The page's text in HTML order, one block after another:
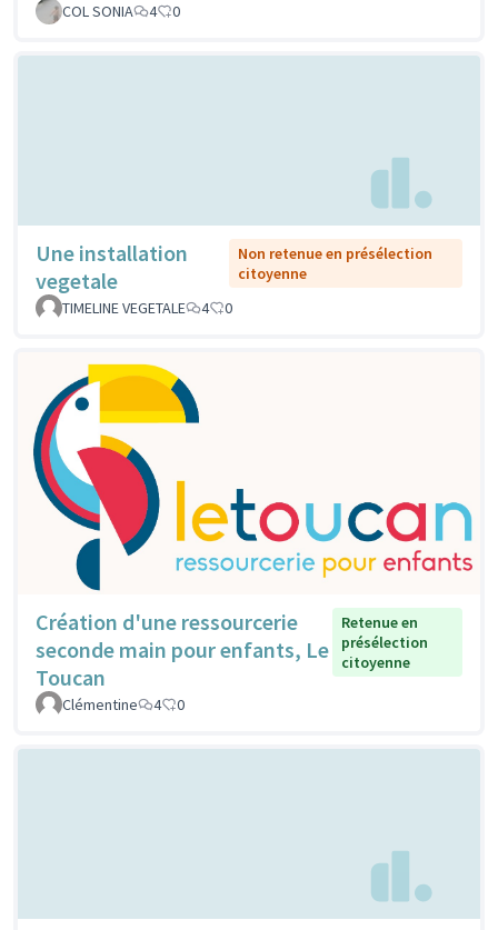
COL SONIA 4 0
Une installation
vegetale
Non retenue en présélection
citoyenne
TIMELINE VEGETALE
4 0
Création d'une ressourcerie
seconde main pour enfants, Le
Toucan
Retenue en
présélection
citoyenne
Clémentine 4 0